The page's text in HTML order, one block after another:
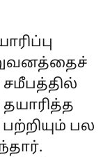
பற்றியும் பல